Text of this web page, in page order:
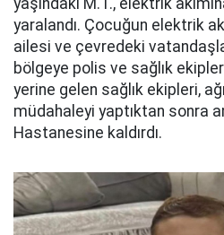
yaşındaki M.T., elektrik
yaralandı. Çocuğun elektrik
ailesi ve çevredeki
bölgeye polis ve sağlık
yerine gelen sağlık ekipleri,
müdahaleyi yaptıktan sonra
Hastanesine kaldırdı.